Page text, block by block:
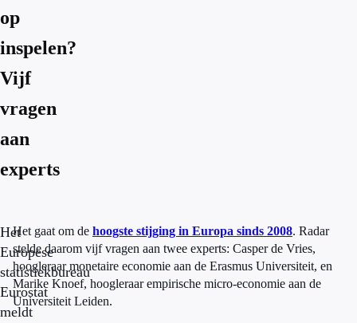
op
inspelen?
Vijf
vragen
aan
experts
Het
Europese
statistiekbureau
Eurostat
meldt
Het gaat om de hoogste stijging in Europa sinds 2008. Radar
stelde daarom vijf vragen aan twee experts: Casper de Vries,
hoogleraar monetaire economie aan de Erasmus Universiteit, en
Marike Knoef, hoogleraar empirische micro-economie aan de
Universiteit Leiden.